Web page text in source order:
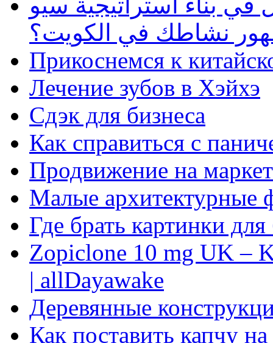
نشاطك في الكويت؟
Прикоснемся к
Лечение зубов в Хэйхэ
Сдэк для бизнеса
Как справиться с
Продвижение на
Малые архитектурные
Где брать картинки
Zopiclone 10 mg UK –
| allDayawake
Деревянные
Как поставить капчу